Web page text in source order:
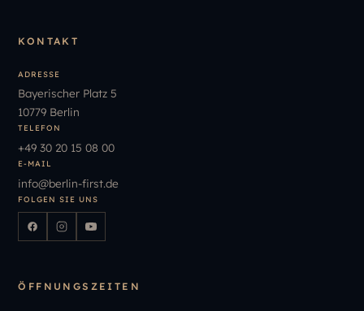
KONTAKT
ADRESSE
Bayerischer Platz 5
10779 Berlin
TELEFON
+49 30 20 15 08 00
E-MAIL
info@berlin-first.de
FOLGEN SIE UNS
ÖFFNUNGSZEITEN